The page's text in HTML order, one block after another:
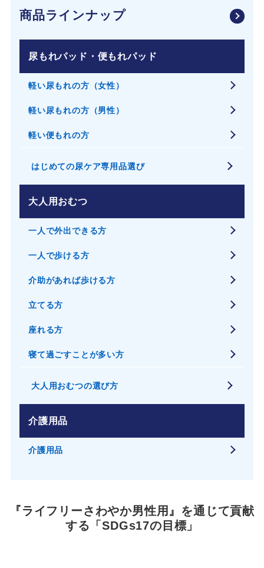
商品ラインナップ
尿もれパッド・便もれパッド
軽い尿もれの方（女性）
軽い尿もれの方（男性）
軽い便もれの方
はじめての尿ケア専用品選び
大人用おむつ
一人で外出できる方
一人で歩ける方
介助があれば歩ける方
立てる方
座れる方
寝て過ごすことが多い方
大人用おむつの選び方
介護用品
介護用品
『ライフリーさわやか男性用』を通じて貢献
する「SDGs17の目標」